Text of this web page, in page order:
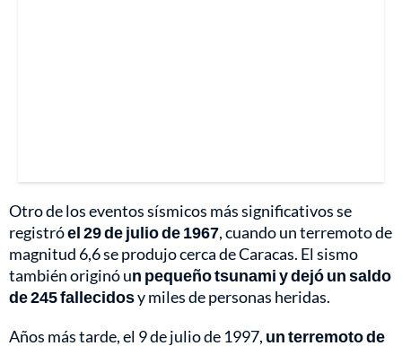
Otro de los eventos sísmicos más significativos se
registróel 29 de julio de 1967, cuando un terremoto de
magnitud 6,6 se produjo cerca de Caracas. El sismo
también originó un pequeño tsunami y dejó un saldo
de 245 fallecidosy miles de personas heridas.
Años más tarde, el 9 de julio de 1997, un terremoto de